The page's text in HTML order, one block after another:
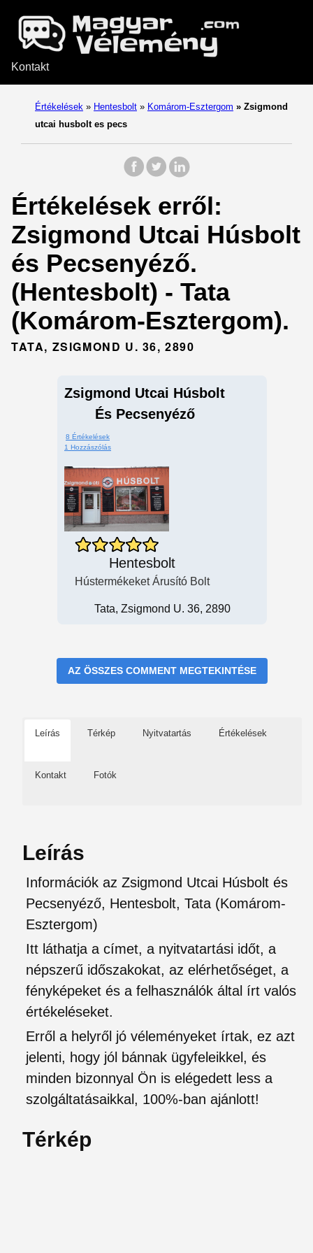
Kontakt
Értékelések » Hentesbolt » Komárom-Esztergom » Zsigmond
utcai husbolt es pecs
Értékelések erről:
Zsigmond Utcai Húsbolt
és Pecsenyéző.
(Hentesbolt) - Tata
(Komárom-Esztergom).
TATA, ZSIGMOND U. 36, 2890
Zsigmond Utcai Húsbolt
És Pecsenyéző
8 Értékelések
1 Hozzászólás
Hentesbolt
Hústermékeket Árusító Bolt
Tata, Zsigmond U. 36, 2890
AZ ÖSSZES COMMENT MEGTEKINTÉSE
Leírás Térkép Nyitvatartás Értékelések
Kontakt Fotók
Leírás
Információk az Zsigmond Utcai Húsbolt és
Pecsenyéző, Hentesbolt, Tata (Komárom-
Esztergom)
Itt láthatja a címet, a nyitvatartási időt, a
népszerű időszakokat, az elérhetőséget, a
fényképeket és a felhasználók által írt valós
értékeléseket.
Erről a helyről jó véleményeket írtak, ez azt
jelenti, hogy jól bánnak ügyfeleikkel, és
minden bizonnyal Ön is elégedett less a
szolgáltatásaikkal, 100%-ban ajánlott!
Térkép